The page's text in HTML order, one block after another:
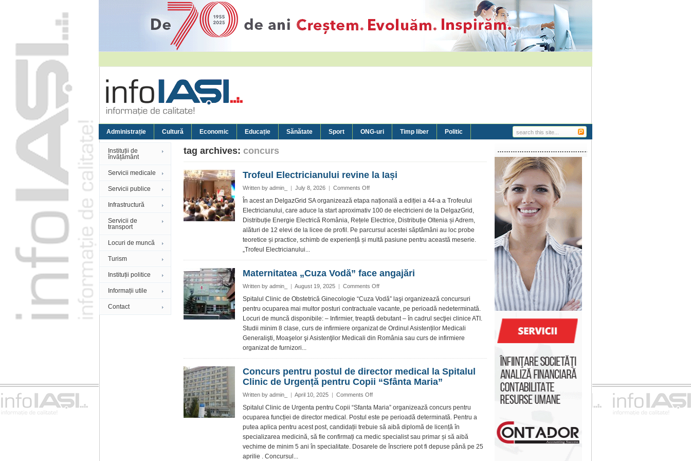
Administrație Cultură Economic Educație Sănătate Sport ONG-uri Timp liber Politic
Instituții de
învățământ
Servicii medicale
Servicii publice
Infrastructură
Servicii de
transport
Locuri de muncă
Turism
Instituții politice
Informații utile
Contact
tag archives: concurs
Trofeul Electricianului revine la Iași
Written by admin_ | July 8, 2026 | Comments Offon
Electricianului
revine
la
Iași
În acest an DelgazGrid SA organizează etapa națională a ediției a 44-a a Trofeului
Electricianului, care aduce la start aproximativ 100 de electricieni de la DelgazGrid,
Distribuție Energie Electrică România, Rețele Electrice, Distribuție Oltenia și Adrem,
alături de 12 elevi de la licee de profil. Pe parcursul acestei săptămâni au loc probe
teoretice și practice, schimb de experiență și multă pasiune pentru această meserie.
„Trofeul Electricianului...
Maternitatea „Cuza Vodă” face angajări
Written by admin_ | August 19, 2025 | Comments Offon
„Cuza
Vodă”
face
angajări
Spitalul Clinic de Obstetrică Ginecologie “Cuza Vodă” laşi organizează concursuri
pentru ocuparea mai multor posturi contractuale vacante, pe perioadă nedeterminată.
Locuri de muncă disponibile: – Infirmier, treaptă debutant – în cadrul secţiei clinice ATI.
Studii minim 8 clase, curs de infirmiere organizat de Ordinul Asistenților Medicali
Generalişti, Moaşelor şi Asistenţilor Medicali din România sau curs de infirmiere
organizat de furnizori...
Concurs pentru postul de director medical la Spitalul
Clinic de Urgență pentru Copii “Sfânta Maria”
Written by admin_ | April 10, 2025 | Comments Offon
pentru
postul
de
director
medical
Spitalul Clinic de Urgenta pentru Copii “Sfanta Maria” organizează concurs pentru
ocuparea funcției de director medical. Postul este pe perioadă determinată. Pentru a
putea aplica pentru acest post, candidații trebuie să aibă diplomă de licență în
specializarea medicină, să fie confirmați ca medic specialist sau primar și să aibă
vechime de minim 5 ani în specialitate. Dosarele de înscriere pot fi depuse până pe 25
aprilie . Concursul...
…………………………………………………..